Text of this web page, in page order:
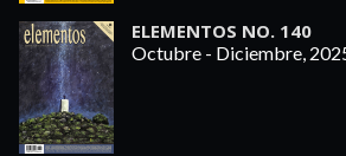
ELEMENTOS NO. 140
Octubre - Diciembre,